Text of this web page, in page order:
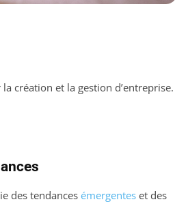
création et la gestion d’entreprise.
des tendances émergentes et des